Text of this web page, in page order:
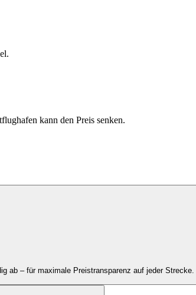
kann den Preis senken.
ab – für maximale Preistransparenz auf jeder Strecke.